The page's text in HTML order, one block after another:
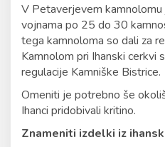
V Petaverjevem
vojnama po 25 do 30
tega kamnoloma so dali za
Kamnolom pri Ihanski
regulacije Kamniške Bistrice.
Omeniti je potrebno še
Ihanci pridobivali kritino.
Znameniti izdelki iz